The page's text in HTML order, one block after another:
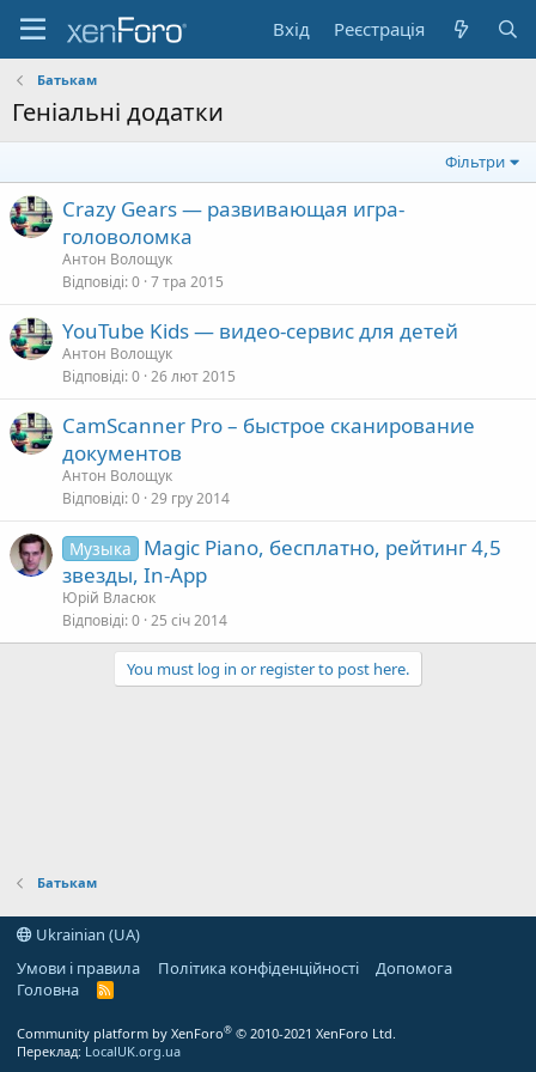
Вхід Реєстрація
Батькам
Геніальні додатки
Фільтри
Crazy Gears — развивающая игра-
головоломка
Антон Волощук
Відповіді 0 7 тра 2015
YouTube Kids — видео-сервис для детей
Антон Волощук
Відповіді 0 26 лют 2015
CamScanner Pro – быстрое сканирование
документов
Антон Волощук
Відповіді 0 29 гру 2014
Музыка
Magic Piano, бесплатно, рейтинг 4,5
звезды, In-App
Юрій Власюк
Відповіді 0 25 січ 2014
You must log in or register to post here.
Батькам
Ukrainian (UA)
Умови і правила
Політика конфіденційності
Допомога
Головна
R
Community platform by XenForo® © 2010-2021 XenForo Ltd.
Переклад: LocalUK.org.ua